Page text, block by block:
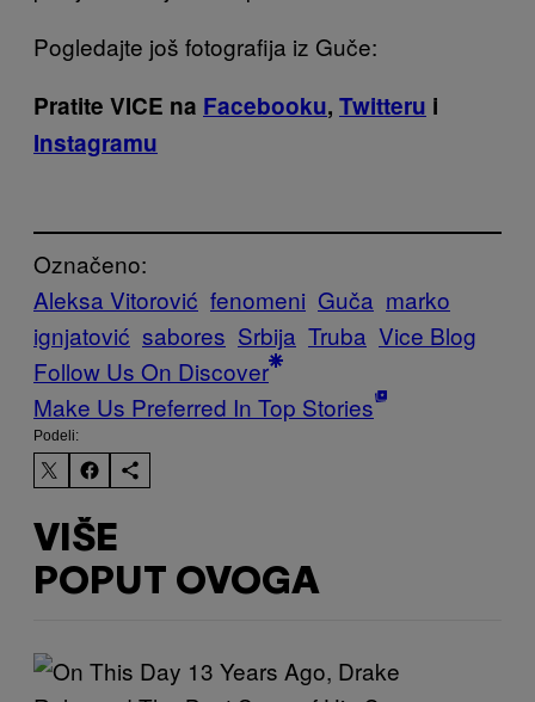
Pogledajte još fotografija iz Guče:
Pratite VICE na Facebooku, Twitteru i
Instagramu
Označeno:
Aleksa Vitorović fenomeni Guča marko
ignjatović sabores Srbija Truba Vice Blog
Follow Us On Discover
Make Us Preferred In Top Stories
Podeli:
VIŠE
POPUT OVOGA